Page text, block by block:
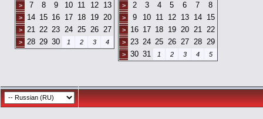
> 7 8 9 10 11 12 13
> 14 15 16 17 18 19 20
> 21 22 23 24 25 26 27
> 28 29 30 1 2 3 4
> 2 3 4 5 6 7 8
> 9 10 11 12 13 14 15
> 16 17 18 19 20 21 22
> 23 24 25 26 27 28 29
> 30 31 1 2 3 4 5